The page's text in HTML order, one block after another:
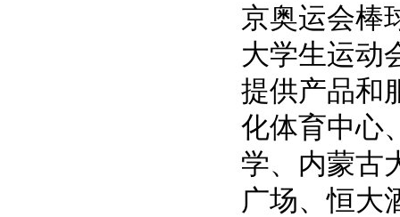
京奥运会棒
大学生运动
提供产品和
化体育中心
学、内蒙古
广场、恒大